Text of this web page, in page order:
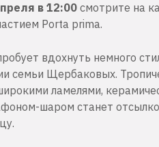
в 12:00смотрите на
Porta prima.
вдохнуть немного
семьи Щербаковых.
ламелями,
шаром станет